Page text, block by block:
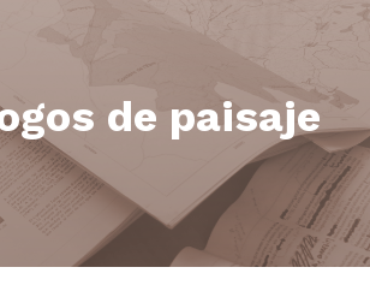
de paisaje